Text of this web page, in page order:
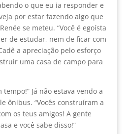
o que eu ia responder e
por estar fazendo algo que
se meteu. “Você é egoísta
de estudar, nem de ficar com
a apreciação pelo esforço
uma casa de campo para
tempo!” Já não estava vendo a
ônibus. “Vocês construíram a
os teus amigos! A gente
e você sabe disso!”